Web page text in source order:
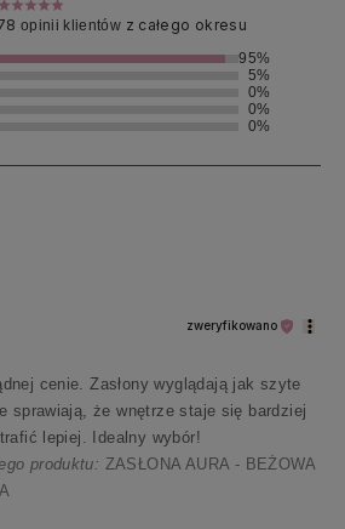
opinii klientów z całego okresu
95%
5%
0%
0%
0%
zweryfikowano
cenie. Zasłony wyglądają jak szyte
sprawiają, że wnętrze staje się bardziej
lepiej. Idealny wybór!
produktu: ZASŁONA AURA - BEŻOWA